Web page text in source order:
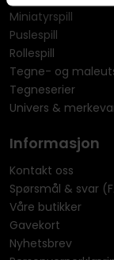
Miniatyrspill
Puslespill
Rollespill
Tegne- og
Tegneserier
Univers &
Informasjon
Kontakt oss
Spørsmål & svar
Våre butikker
Gavekort
Nyhetsbrev